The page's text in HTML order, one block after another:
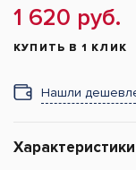
1 620 руб.
КУПИТЬ В 1 КЛИК
Нашли
Характеристики